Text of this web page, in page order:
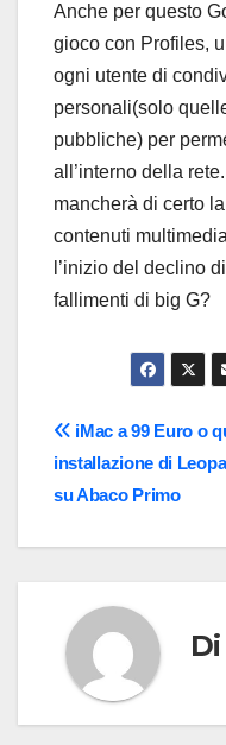
Anche per questo
gioco con Profiles,
ogni utente di
personali(solo
pubbliche) per
all’interno della
mancherà di certo
contenuti
l’inizio del declino
fallimenti di big G?
articoli
iMac a 99 Euro o
installazione di
su Abaco Primo
Di